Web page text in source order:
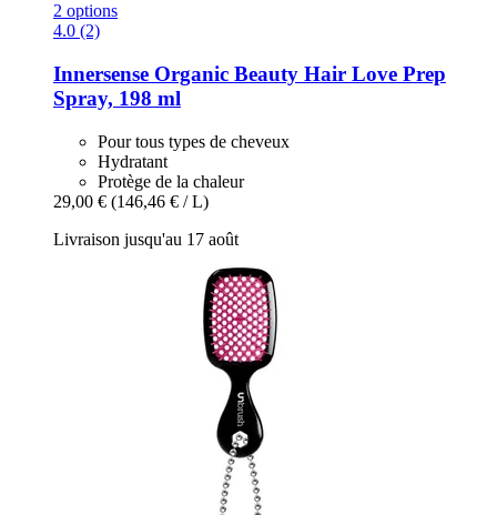
2 options
4.0 (2)
Innersense Organic Beauty Hair Love Prep
Spray, 198 ml
Pour tous types de cheveux
Hydratant
Protège de la chaleur
29,00 € (146,46 € / L)
Livraison jusqu'au 17 août